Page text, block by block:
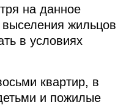
на данное
выселения жильцов
в условиях
квартир, в
и пожилые